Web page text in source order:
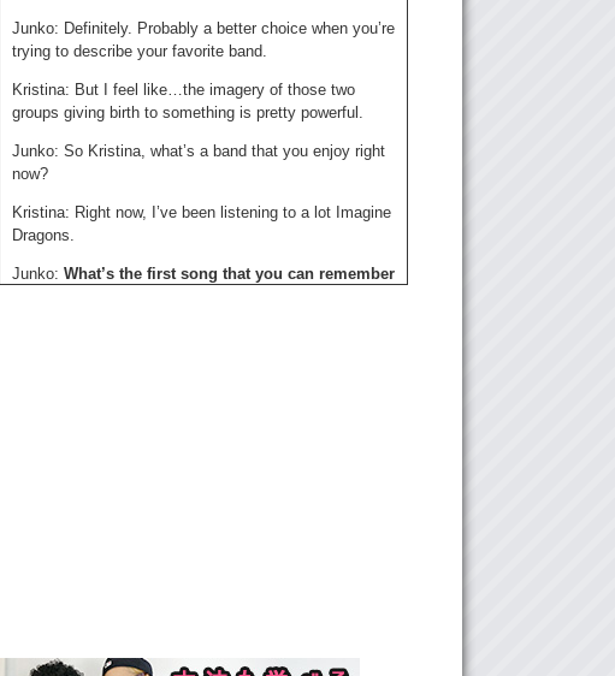
Junko: Definitely. Probably a better choice when you’re
trying to describe your favorite band.
Kristina: But I feel like…the imagery of those two
groups giving birth to something is pretty powerful.
Junko: So Kristina, what’s a band that you enjoy right
now?
Kristina: Right now, I’ve been listening to a lot Imagine
Dragons.
Junko: What’s the first song that you can remember
Kristina: “That I’ve let you down?” And then there’s the